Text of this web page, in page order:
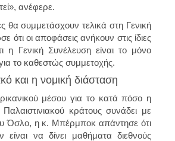
ανέφερε.
θα συμμετάσχουν τελικά στη Γενική
ότι οι αποφάσεις ανήκουν στις ίδιες
η Γενική Συνέλευση είναι το μόνο
το καθεστώς συμμετοχής.
και η νομική διάσταση
μέσου για το κατά πόσο η
κράτους συνάδει με
Όσλο, η κ. Μπέρμποκ απάντησε ότι
να δίνει μαθήματα διεθνούς